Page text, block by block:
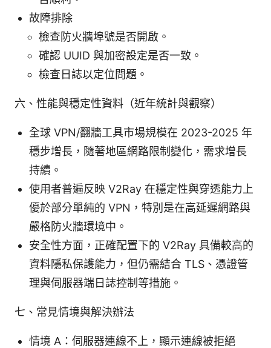
故障排除
檢查防火牆埠號是否開啟。
確認 UUID 與加密設定是否一致。
檢查日誌以定位問題。
六、性能與穩定性資料（近年統計與觀察）
全球 VPN/翻牆工具市場規模在 2023-2025 年
穩步增長，隨著地區網路限制變化，需求增長
持續。
使用者普遍反映 V2Ray 在穩定性與穿透能力上
優於部分單純的 VPN，特別是在高延遲網路與
嚴格防火牆環境中。
安全性方面，正確配置下的 V2Ray 具備較高的
資料隱私保護能力，但仍需結合 TLS、憑證管
理與伺服器端日誌控制等措施。
七、常見情境與解決辦法
情境 A：伺服器連線不上，顯示連線被拒絕